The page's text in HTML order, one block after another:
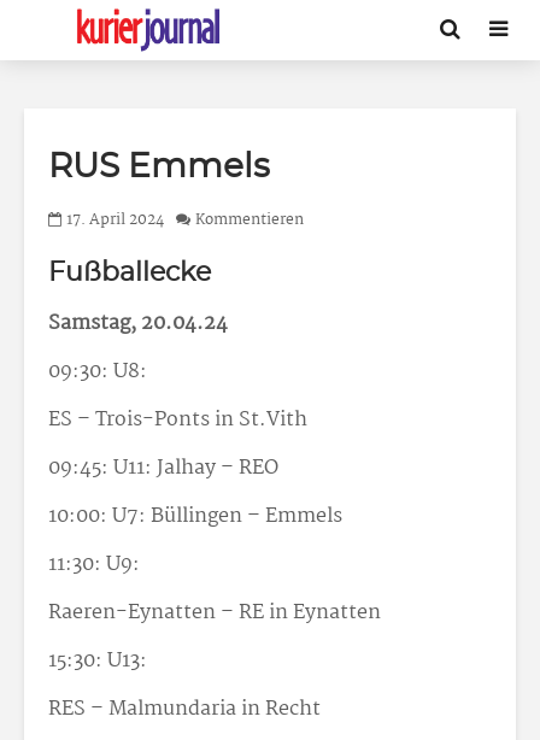
RUS Emmels
17. April 2024 Kommentieren
Fußballecke
Samstag, 20.04.24
09:30: U8:
ES – Trois-Ponts in St.Vith
09:45: U11: Jalhay – REO
10:00: U7: Büllingen – Emmels
11:30: U9:
Raeren-Eynatten – RE in Eynatten
15:30: U13:
RES – Malmundaria in Recht